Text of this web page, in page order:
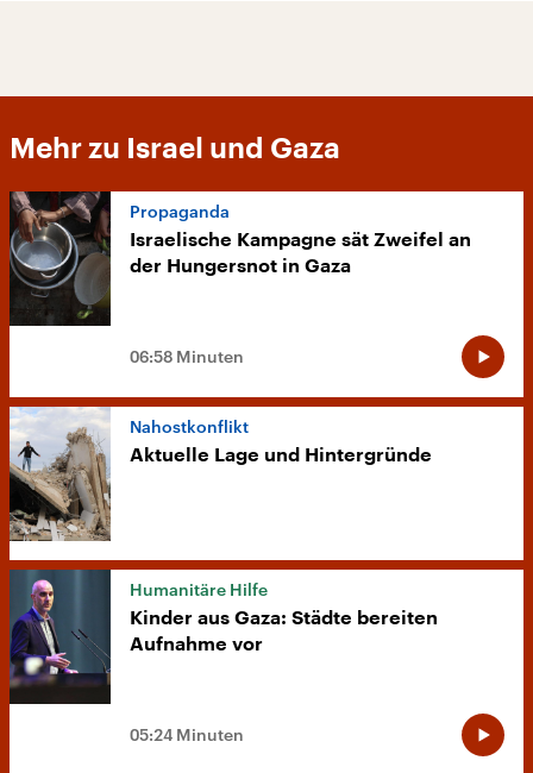
Mehr zu Israel und Gaza
Propaganda
Israelische Kampagne sät Zweifel an
der Hungersnot in Gaza
06:58 Minuten
Nahostkonflikt
Aktuelle Lage und Hintergründe
Humanitäre Hilfe
Kinder aus Gaza: Städte bereiten
Aufnahme vor
05:24 Minuten